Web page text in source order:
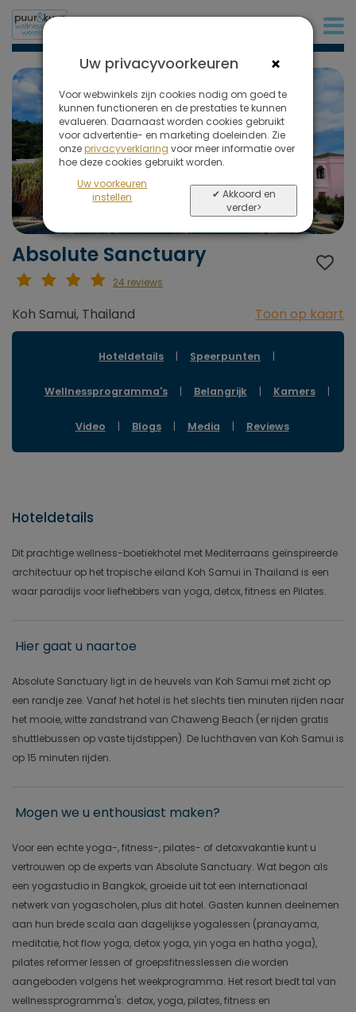
Absolute Sanctuary
24 reviews
Koh Samui, Thailand Toon op kaart
Hoteldetails | Speerpunten |
Wellnessprogramma's | Belangrijk | Kamers |
Video | Blogs | Media | Reviews
Hoteldetails
Dit prachtige wellness-boetiekhotel met Mediterraans geïnspireerde
architectuur op het tropische eiland Koh Samui in Thailand is een
waar paradijs voor liefhebbers van yoga, detox, fitness en Pilates.
Hier gaat u naartoe
Absolute Sanctuary ligt in de heuvels van Koh Samui met zicht op
een randje zee. Vanaf het hotel is het slechts tien minuten rijden naar
het mooie, witte zandstrand van Chaweng Beach (er rijden gratis
shuttlebussen op vaste tijdstippen). De luchthaven van Koh Samui is
op 15 minuten rijden.
Mogen we u enthousiast maken?
Voor een echte yoga-, fitness-, pilates- of detoxvakantie kunt u
vertrouwen op de experts van Absolute Sanctuary. Wat begon als
een yogastudio in Bangkok, groeide uit tot een internationaal
netwerk van yogascholen, plus dit hotel. Gasten kunnen deelnemen
aan hun brede scala aan dagelijkse yogalessen (pranayama,
meditatie, hot flow yoga, detox yoga, yin yoga en hatha yoga),
pilates reformer lessen of groepsfitnesslessen die worden
aangeboden volgens het weekprogramma. Het resort biedt tal van
wellnessprogramma's: detox, yoga, pilates, fitness en
×
Uw privacyvoorkeuren
Voor webwinkels zijn cookies nodig om goed te
kunnen functioneren en de prestaties te kunnen
evalueren. Daarnaast worden cookies gebruikt
voor advertentie- en marketing doeleinden. Zie
onzeprivacyverklaring voor meer informatie over
hoe deze cookies gebruikt worden.
Uw voorkeuren
instellen
✔ Akkoord en
verder>